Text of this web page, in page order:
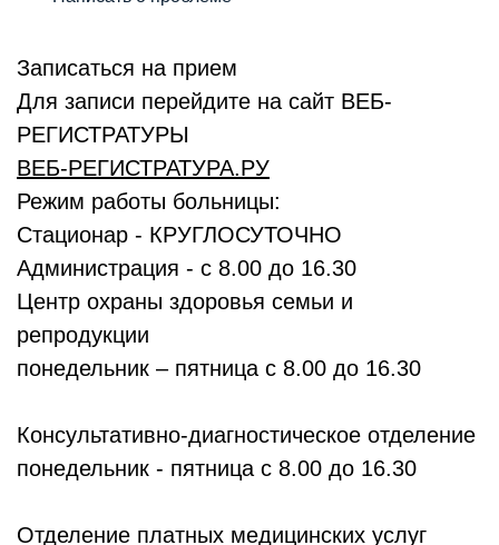
Записаться на прием
Для записи перейдите на сайт ВЕБ-
РЕГИСТРАТУРЫ
ВЕБ-РЕГИСТРАТУРА.РУ
Режим работы больницы:
Стационар - КРУГЛОСУТОЧНО
Администрация - с 8.00 до 16.30
Центр охраны здоровья семьи и
репродукции
понедельник – пятница с 8.00 до 16.30
Консультативно-диагностическое отделение
понедельник - пятница с 8.00 до 16.30
Отделение платных медицинских услуг